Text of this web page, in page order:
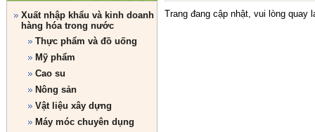
Xuất nhập khẩu và kinh doanh
hàng hóa trong nước
Thực phẩm và đồ uống
Mỹ phẩm
Cao su
Nông sản
Vật liệu xây dựng
Máy móc chuyên dụng
Trang đang cập nhật, vui lòng quay